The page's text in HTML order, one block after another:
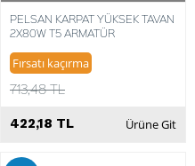
PELSAN KARPAT YÜKSEK TAVAN
2X80W T5 ARMATÜR
Fırsatı kaçırma
713,48 TL
422,18 TL Ürüne Git